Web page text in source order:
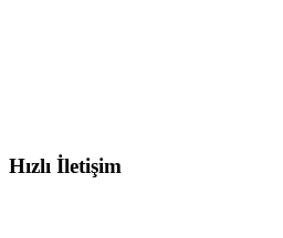
Hızlı İletişim